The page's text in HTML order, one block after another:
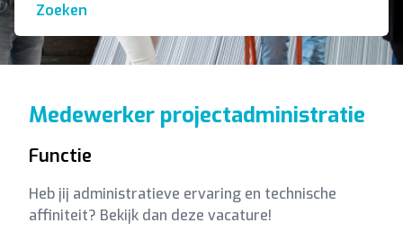
Zoeken
Medewerker projectadministratie
Functie
Heb jij administratieve ervaring en technische
affiniteit? Bekijk dan deze vacature!